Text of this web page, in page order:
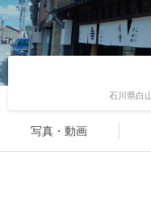
石川県白
写真・動画